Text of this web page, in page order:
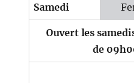
Samedi
Ouvert les
de